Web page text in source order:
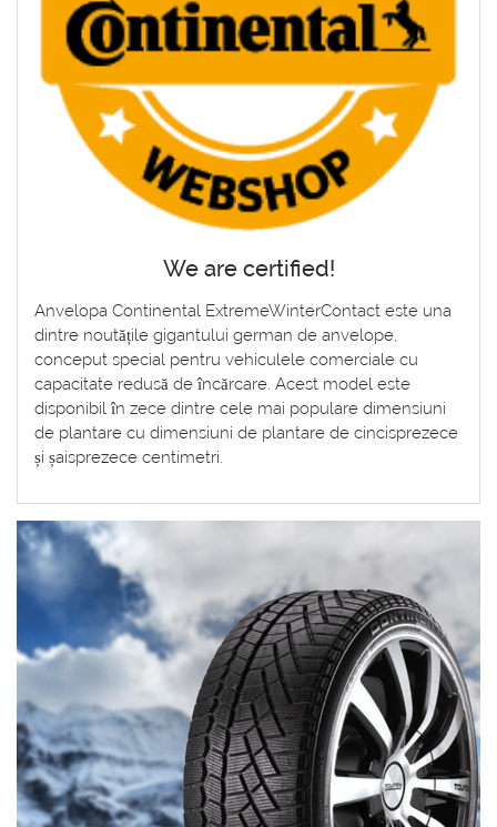
We are certified!
Anvelopa Continental ExtremeWinterContact este una
dintre noutățile gigantului german de anvelope,
conceput special pentru vehiculele comerciale cu
capacitate redusă de încărcare. Acest model este
disponibil în zece dintre cele mai populare dimensiuni
de plantare cu dimensiuni de plantare de cincisprezece
și șaisprezece centimetri.